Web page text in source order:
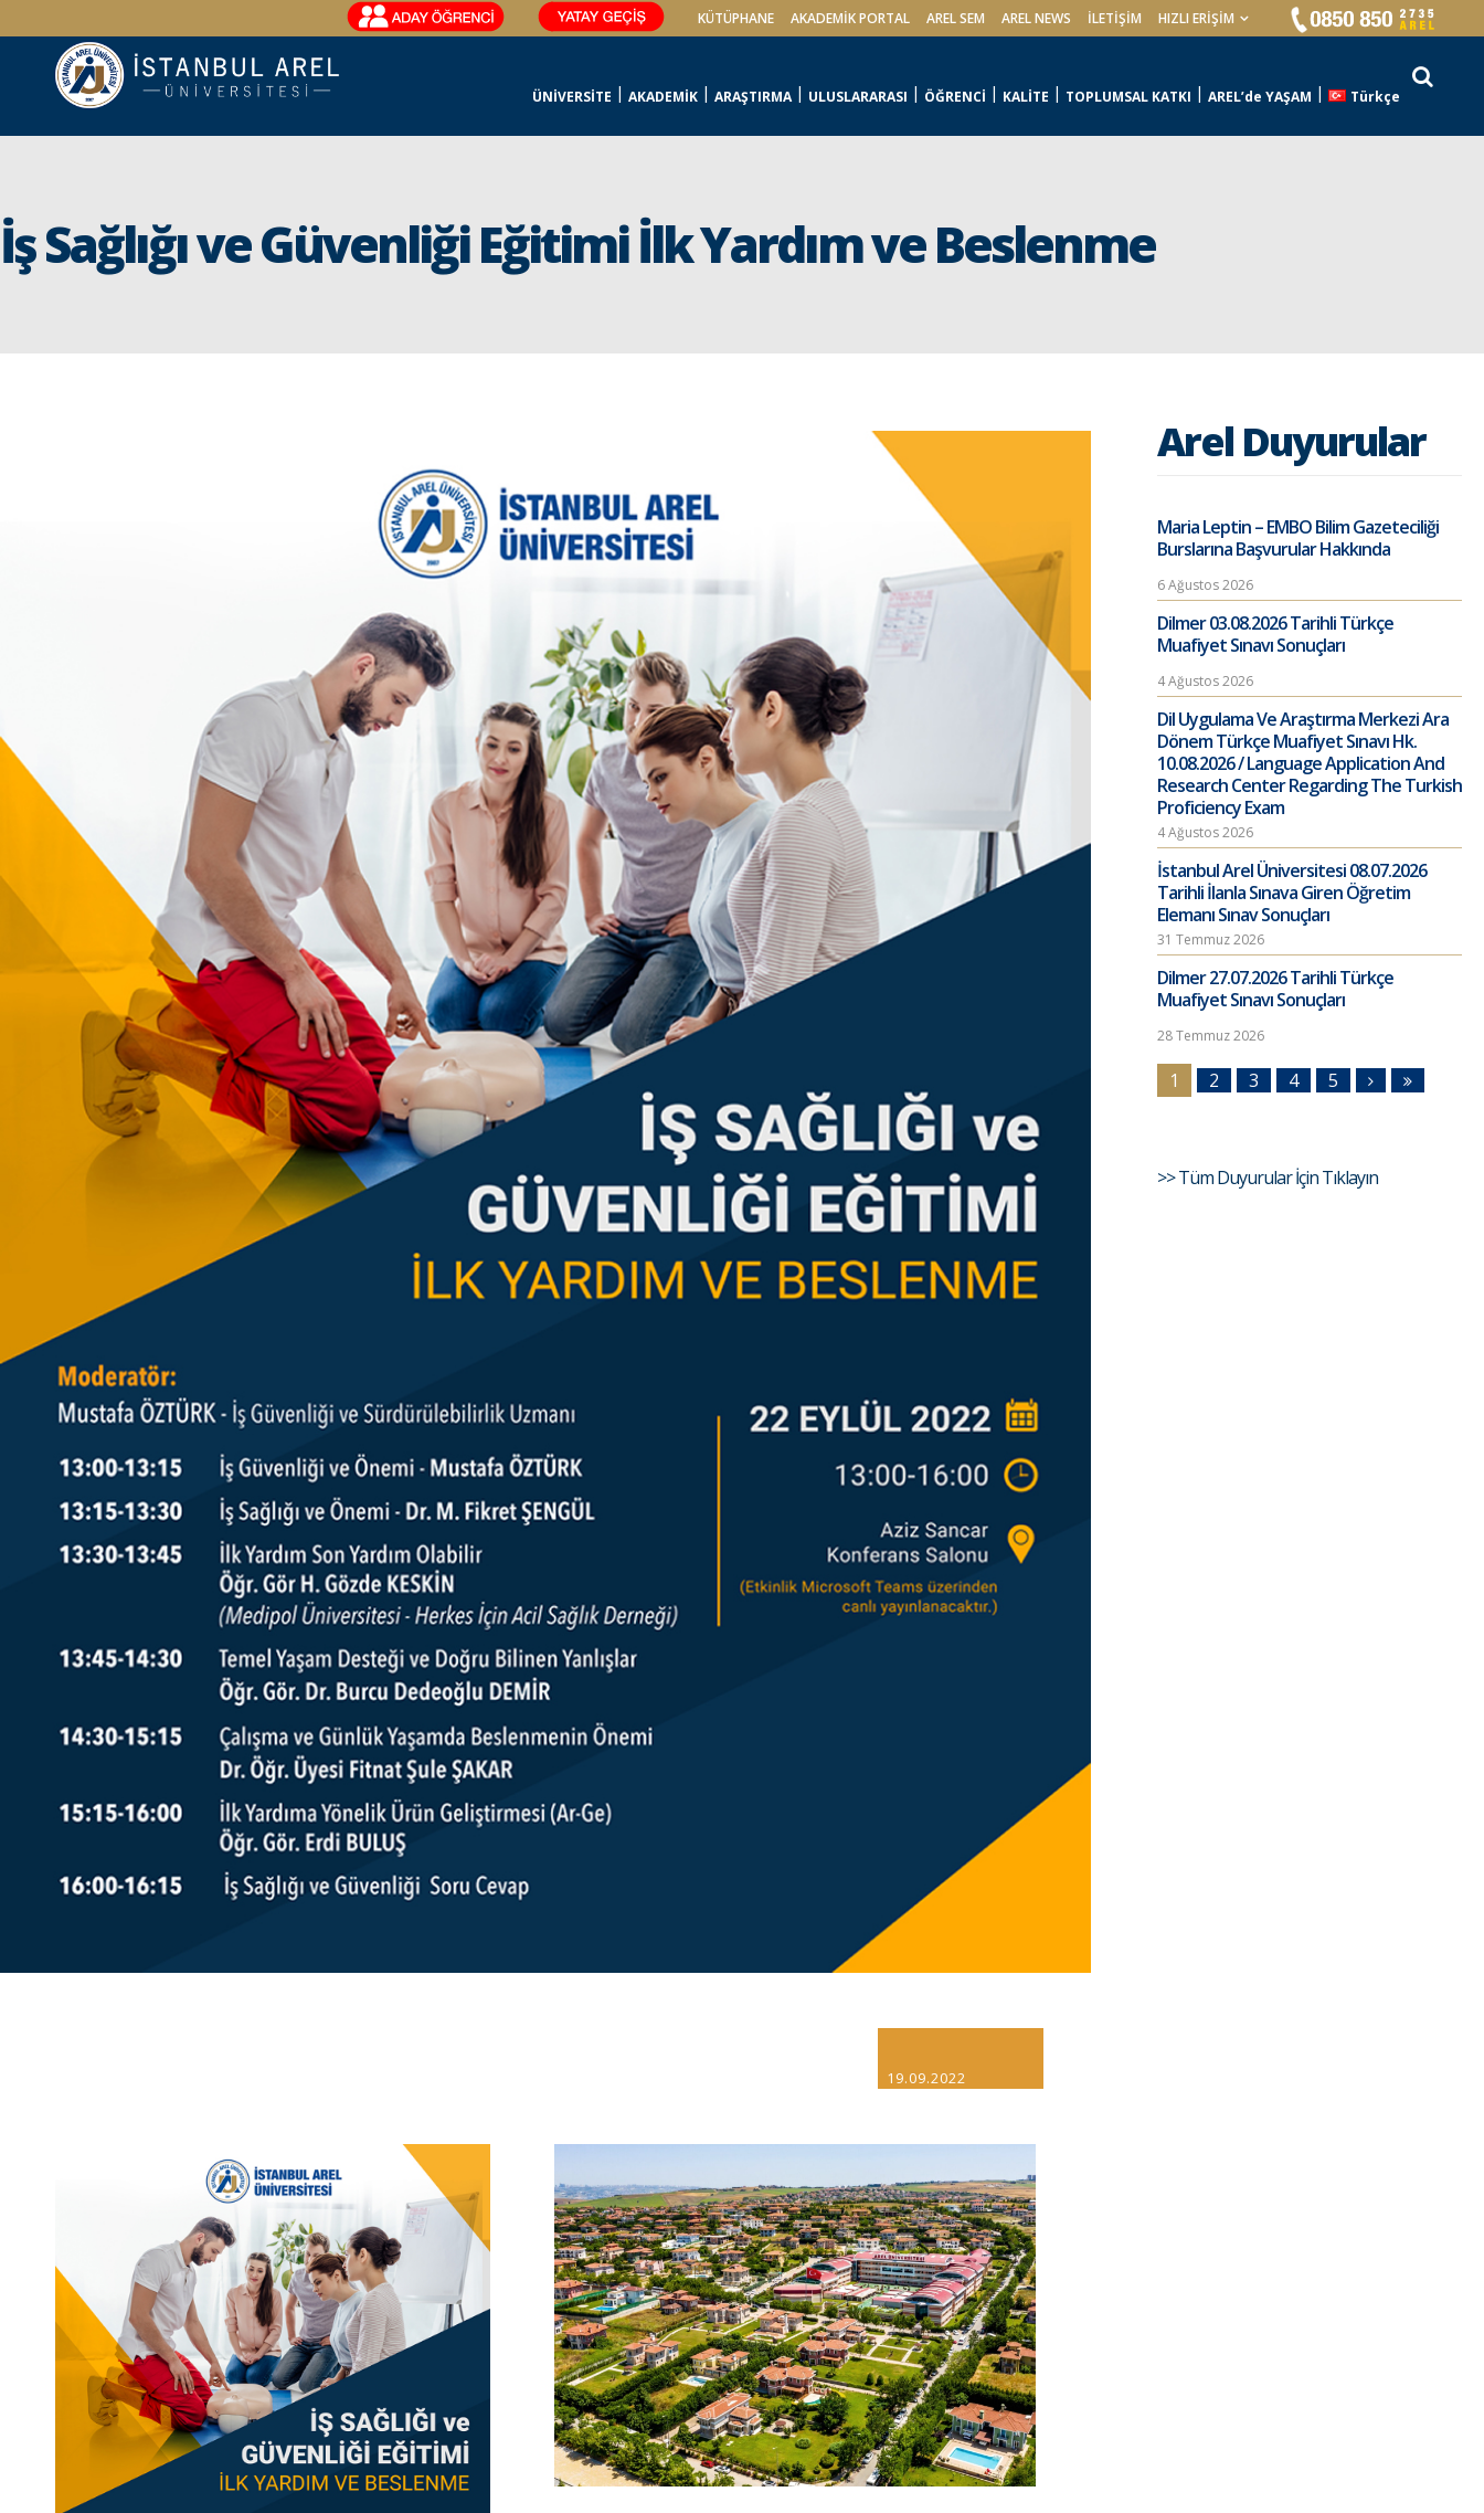
KÜTÜPHANE AKADEMİK PORTAL AREL SEM AREL NEWS İLETIŞIM HIZLI ERİŞİM
ÜNİVERSİTE AKADEMİK ARAŞTIRMA ULUSLARARASI ÖĞRENCİ KALİTE TOPLUMSAL KATKI AREL’de YAŞAM Türkçe
İş Sağlığı ve Güvenliği Eğitimi İlk Yardım ve Beslenme
19.09.2022
Arel Duyurular
Maria Leptin – EMBO Bilim Gazeteciliği
Burslarına Başvurular Hakkında
6 Ağustos 2026
Dilmer 03.08.2026 Tarihli Türkçe
Muafiyet Sınavı Sonuçları
4 Ağustos 2026
Dil Uygulama Ve Araştırma Merkezi Ara
Dönem Türkçe Muafiyet Sınavı Hk.
10.08.2026 / Language Application And
Research Center Regarding The Turkish
Proficiency Exam
4 Ağustos 2026
İstanbul Arel Üniversitesi 08.07.2026
Tarihli İlanla Sınava Giren Öğretim
Elemanı Sınav Sonuçları
31 Temmuz 2026
Dilmer 27.07.2026 Tarihli Türkçe
Muafiyet Sınavı Sonuçları
28 Temmuz 2026
1 2 3 4 5
>> Tüm Duyurular İçin Tıklayın